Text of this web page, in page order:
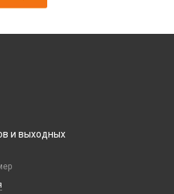
и выходных